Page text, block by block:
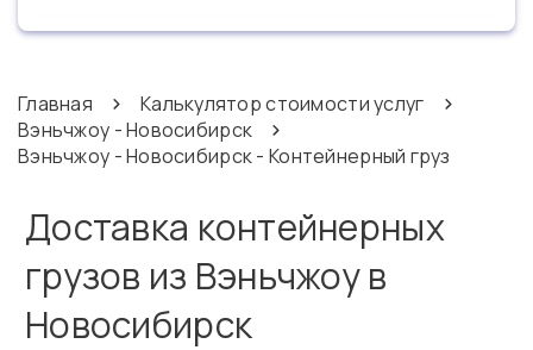
Главная
Калькулятор стоимости услуг
Вэньчжоу - Новосибирск
Вэньчжоу - Новосибирск - Контейнерный груз
Доставка контейнерных
грузов из Вэньчжоу в
Новосибирск